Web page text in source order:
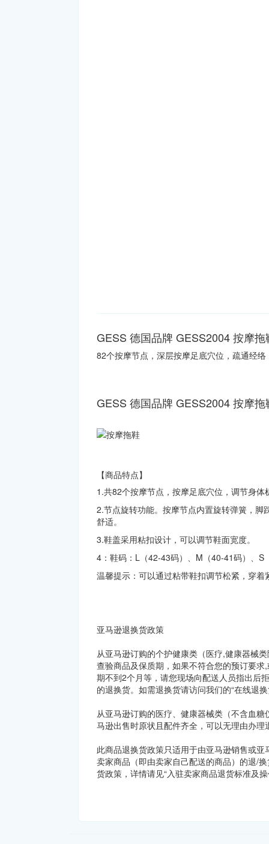
GESS 德国品牌 GESS2004 按摩
82个按摩节点，深层按摩足底穴位，疏通经
GESS 德国品牌 GESS2004 按摩
【商品特点】
1.共82个按摩节点，按摩足底穴位，调节身
2.节点旋转功能。按摩节点内置旋转弹簧，
舒适。
3.鞋盖采用粘扣设计，可以调节鞋面宽度。
4：鞋码：L（42-43码）、M（40-41码）、S
温馨提示：可以通过粘带鞋扣调节松紧，穿
亚马逊退换货政策
从亚马逊订购的个护健康类（医疗,健康器械
查验商品及保质期，如果不符合您的预订要
期不到2个月等，请您现场向配送人员指出后
的退换货。如需退换货请访问我们的“在线退
从亚马逊订购的医疗、健康器械类（不含血
马逊出售时原状且配件齐全，可以无理由办
此商品退换货政策只适用于由亚马逊销售或
卖家商品（即由卖家自己配送的商品）的退/
货政策，详情请见“入驻卖家商品退货标准及